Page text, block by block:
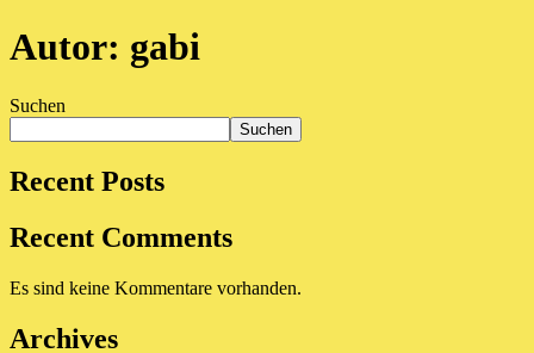
Autor: gabi
Suchen
Suchen
Recent Posts
Recent Comments
Es sind keine Kommentare vorhanden.
Archives